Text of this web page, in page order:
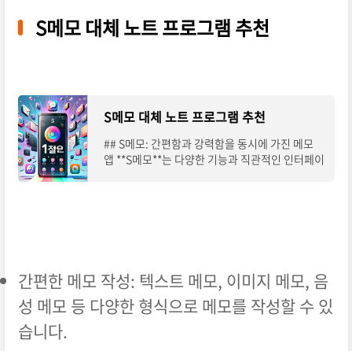
S메모 대체 노트 프로그램 추천
S메모 대체 노트 프로그램 추천
## S메모: 간편함과 강력함을 동시에 가진 메모
앱 **S메모**는 다양한 기능과 직관적인 인터페이
간편한 메모 작성: 텍스트 메모, 이미지 메모, 음
성 메모 등 다양한 형식으로 메모를 작성할 수 있
습니다.